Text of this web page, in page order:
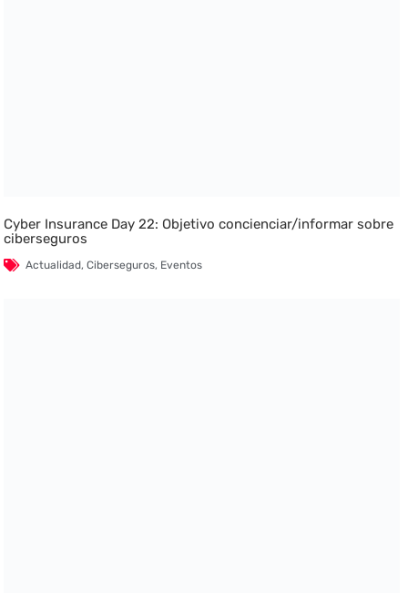
Cyber Insurance Day 22: Objetivo concienciar/informar sobre
ciberseguros
Actualidad,Ciberseguros, Eventos